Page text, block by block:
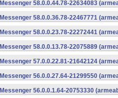
Messenger 58.0.0.44.78-22634083
Messenger 58.0.0.36.78-22467771
Messenger 58.0.0.23.78-22272441
Messenger 58.0.0.13.78-22075889
Messenger 57.0.0.22.81-21642124
Messenger 56.0.0.27.64-21299550
Messenger 56.0.0.1.64-20753330